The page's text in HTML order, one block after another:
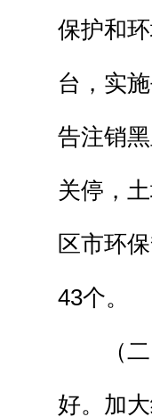
保护和
台，实
告注销
关停，
区市环
43个。
（二）
好。加